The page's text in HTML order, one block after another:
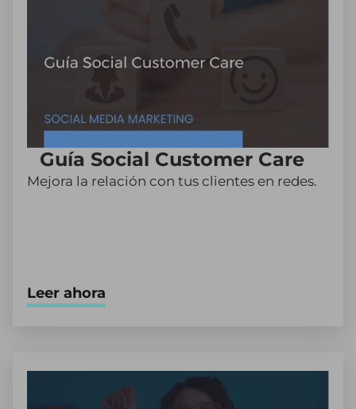
Guía Social Customer Care
Mejora la relación con tus clientes en redes.
Leer ahora